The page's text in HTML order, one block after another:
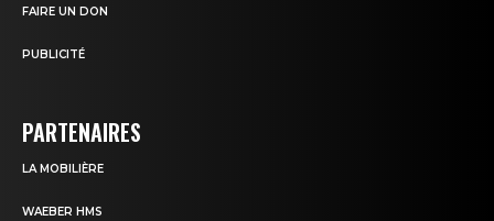
FAIRE UN DON
PUBLICITÉ
PARTENAIRES
LA MOBILIÈRE
WAEBER HMS